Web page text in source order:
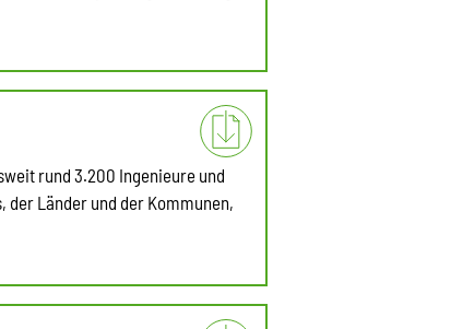
rund 3.200 Ingenieure und
Länder und der Kommunen,